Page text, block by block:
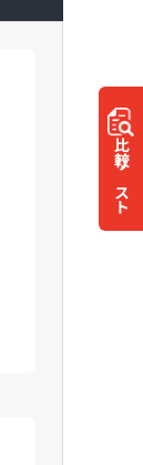
比較
リスト